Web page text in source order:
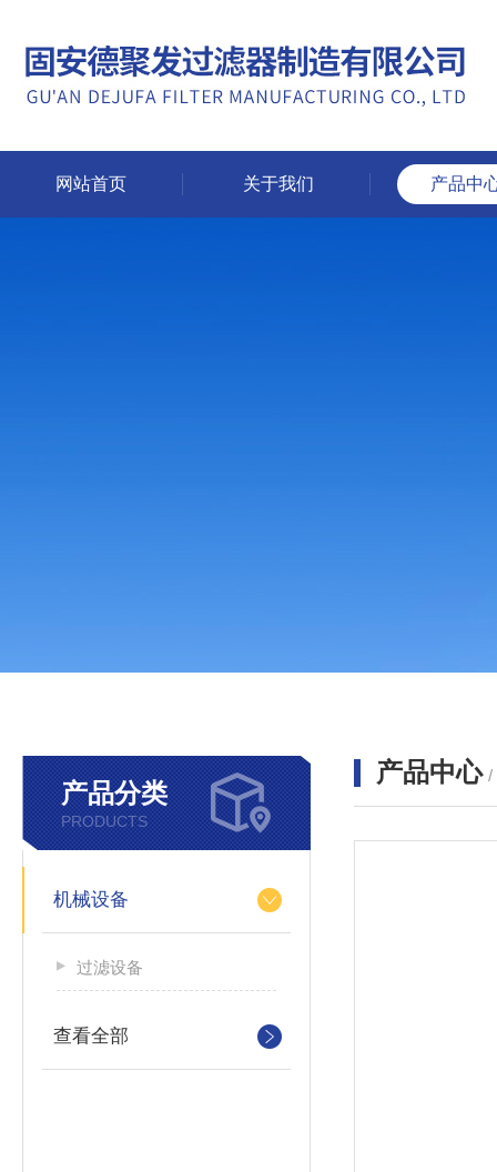
网站首页 关于我们 产品中
产品分类
PRODUCTS
机械设备
过滤设备
查看全部
产品中心 /